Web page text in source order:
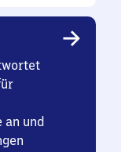
und